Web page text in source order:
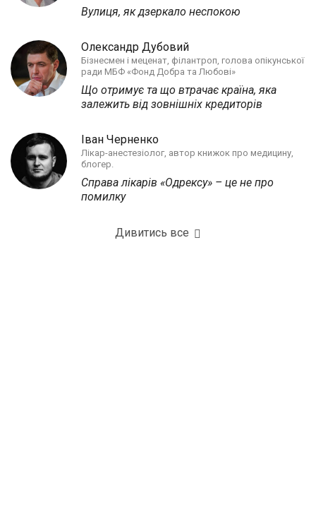
Вулиця, як дзеркало неспокою
Олександр Дубовий
Бізнесмен і меценат, філантроп, голова опікунської
ради МБФ «Фонд Добра та Любові»
Що отримує та що втрачає країна, яка
залежить від зовнішніх кредиторів
Іван Черненко
Лікар-анестезіолог, автор книжок про медицину,
блогер.
Справа лікарів «Одрексу» – це не про
помилку
Дивитись все